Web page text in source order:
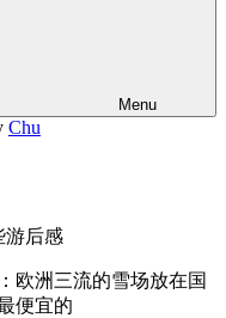
Menu
Chu
游后感
欧洲三流的雪场放在国
便宜的